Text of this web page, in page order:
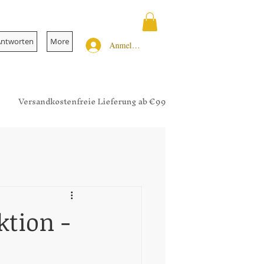
More Anmelden
Versandkostenfreie Lieferung ab €99
-